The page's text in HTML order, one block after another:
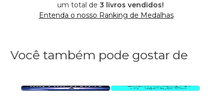
um total de 3 livros vendidos!
Entenda o nosso Ranking de Medalhas
Você também pode gostar de